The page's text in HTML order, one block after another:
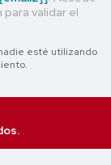
para validar el
esté utilizando